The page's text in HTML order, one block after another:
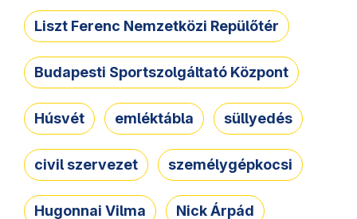
Liszt Ferenc Nemzetközi Repülőtér
Budapesti Sportszolgáltató Központ
Húsvét emléktábla süllyedés
civil szervezet személygépkocsi
Hugonnai Vilma Nick Árpád